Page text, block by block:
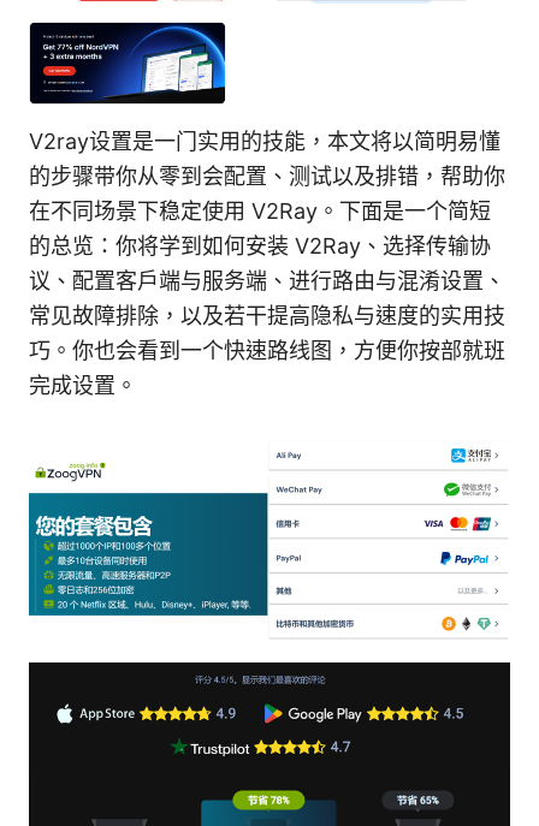
V2ray设置是一门实用的技能，本文将以简明易懂
的步骤带你从零到会配置、测试以及排错，帮助你
在不同场景下稳定使用 V2Ray。下面是一个简短
的总览：你将学到如何安装 V2Ray、选择传输协
议、配置客户端与服务端、进行路由与混淆设置、
常见故障排除，以及若干提高隐私与速度的实用技
巧。你也会看到一个快速路线图，方便你按部就班
完成设置。